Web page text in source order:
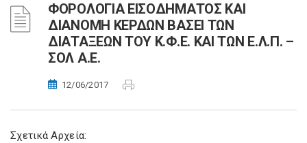
ΦΟΡΟΛΟΓΙΑ ΕΙΣΟΔΗΜΑΤΟΣ ΚΑΙ
ΔΙΑΝΟΜΗ ΚΕΡΔΩΝ ΒΑΣΕΙ ΤΩΝ
ΔΙΑΤΑΞΕΩΝ ΤΟΥ Κ.Φ.Ε. ΚΑΙ ΤΩΝ Ε.Λ.Π. –
ΣΟΛ Α.Ε.
12/06/2017
Σχετικά Αρχεία: